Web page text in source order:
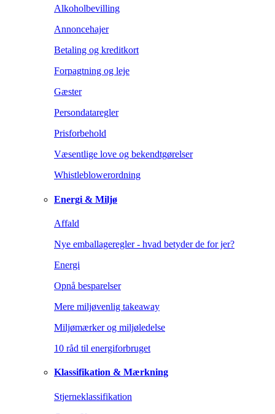
Alkoholbevilling
Annoncehajer
Betaling og kreditkort
Forpagtning og leje
Gæster
Persondataregler
Prisforbehold
Væsentlige love og bekendtgørelser
Whistleblowerordning
Energi & Miljø
Affald
Nye emballageregler - hvad betyder de for jer?
Energi
Opnå besparelser
Mere miljøvenlig takeaway
Miljømærker og miljøledelse
10 råd til energiforbruget
Klassifikation & Mærkning
Stjerneklassifikation